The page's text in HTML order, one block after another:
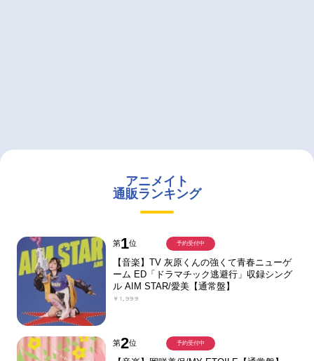
アニメイト
通販ランキング
第1位
【音楽】TV 灰原くんの強くて青春ニューゲ
ーム ED「ドラマチック逃避行」収録シング
ル AIM STAR/愛美【通常盤】
￥1,999
予約受付中
第2位 予約受付中